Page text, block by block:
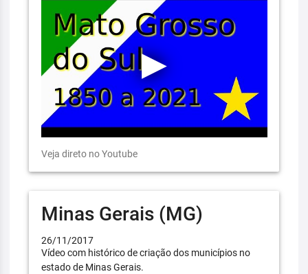
Veja direto no Youtube
Minas Gerais (MG)
26/11/2017
Vídeo com histórico de criação dos municípios no
estado de Minas Gerais.